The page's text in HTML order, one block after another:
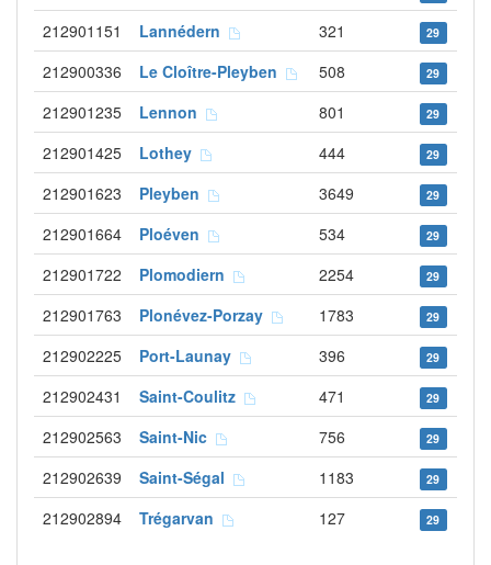
212901151
Lannédern 321 29
212900336 Le Cloître-Pleyben 508 29
212901235 Lennon 801 29
212901425 Lothey 444 29
212901623 Pleyben 3649 29
212901664 Ploéven 534 29
212901722 Plomodiern 2254 29
212901763 Plonévez-Porzay 1783 29
212902225 Port-Launay 396 29
212902431 Saint-Coulitz 471 29
212902563 Saint-Nic 756 29
212902639 Saint-Ségal 1183 29
212902894 Trégarvan 127 29